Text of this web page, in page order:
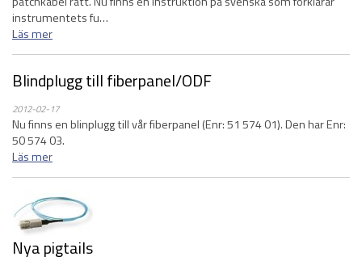
instrumentets fu…
Läs mer
Blindplugg till fiberpanel/ODF
2012-02-17
Nu finns en blinplugg till vår fiberpanel (Enr: 51 574 01). Den har Enr:
50 574 03.
Läs mer
Nya pigtails